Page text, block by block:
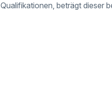
Qualifikationen, beträgt dieser